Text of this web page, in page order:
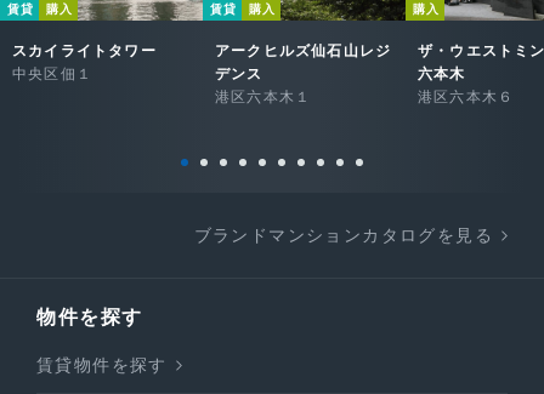
賃貸 購入
スカイライトタワー
中央区佃１
賃貸 購入
アークヒルズ仙石山レジ
デンス
港区六本木１
購入
ザ・ウエストミ
六本木
港区六本木６
ブランドマンションカタログを見る
物件を探す
賃貸物件を探す